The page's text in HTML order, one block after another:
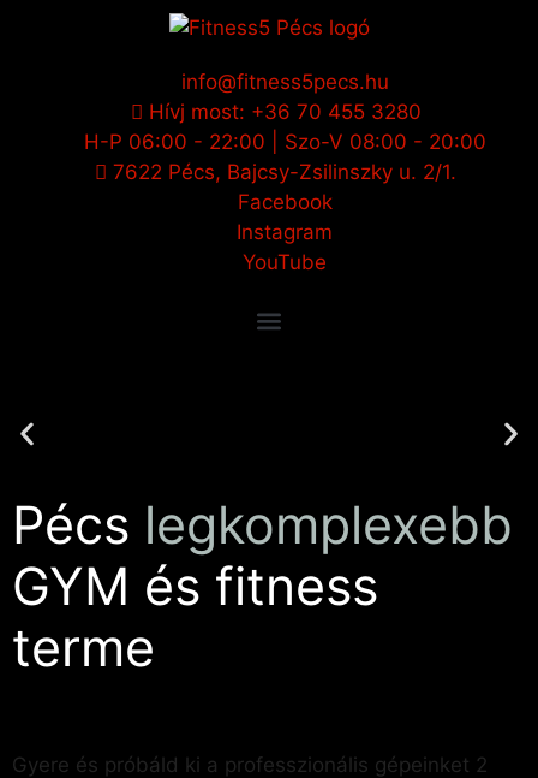
info@fitness5pecs.hu
Hívj most: +36 70 455 3280
H-P 06:00 - 22:00 | Szo-V 08:00 - 20:00
7622 Pécs, Bajcsy-Zsilinszky u. 2/1.
Facebook
Instagram
YouTube
Szolgáltatások
Pécs legkomplexebb
GYM és fitness
terme
Gyere és próbáld ki a professzionális gépeinket 2